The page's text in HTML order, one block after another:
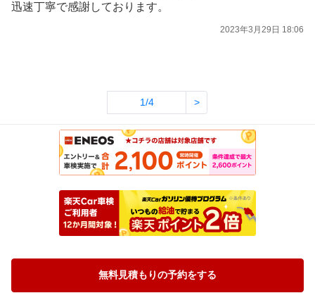
迅速丁寧で感謝しております。
2023年3月29日 18:06
1/4 >
無料見積もりの予約をする